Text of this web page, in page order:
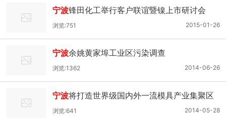
宁波锋田化工举行客户联谊暨镍上市研讨会
2015-01-26
浏览:751
宁波余姚黄家埠工业区污染调查
2014-06-26
浏览:1362
宁波将打造世界级国内外一流模具产业集聚区
2014-05-28
浏览:641